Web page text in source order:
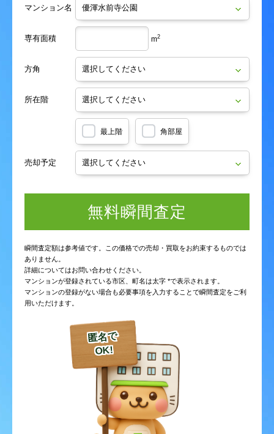
マンション名
専有面積 m2
方角
所在階
最上階 角部屋
売却予定
無料瞬間査定
瞬間査定額は参考値です。この価格での売却・買取をお約束するものでは
ありません。
詳細についてはお問い合わせください。
マンションが登録されている市区、町名は太字 *で表示されます。
マンションの登録がない場合も必要事項を入力することで瞬間査定をご利
用いただけます。